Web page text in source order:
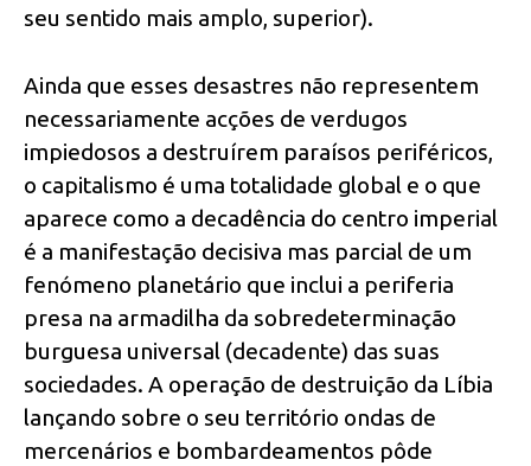
seu sentido mais amplo, superior).
Ainda que esses desastres não representem
necessariamente acções de verdugos
impiedosos a destruírem paraísos periféricos,
o capitalismo é uma totalidade global e o que
aparece como a decadência do centro imperial
é a manifestação decisiva mas parcial de um
fenómeno planetário que inclui a periferia
presa na armadilha da sobredeterminação
burguesa universal (decadente) das suas
sociedades. A operação de destruição da Líbia
lançando sobre o seu território ondas de
mercenários e bombardeamentos pôde